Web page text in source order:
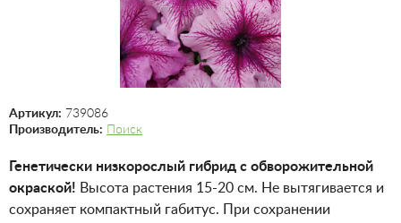
Артикул: 739086
Производитель:
Поиск
Генетически низкорослый гибрид с обворожительной
окраской! Высота растения 15-20 см. Не вытягивается и
сохраняет компактный габитус. При сохранении